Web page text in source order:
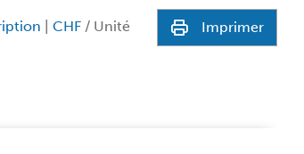
Imprimer
CHF / Unité